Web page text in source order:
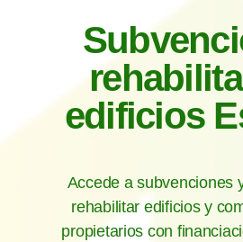
edificios
Accede a subvenciones
rehabilitar edificios y
propietarios con